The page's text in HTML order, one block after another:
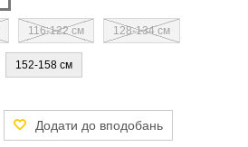
116-122 см 128-134 см
152-158 см